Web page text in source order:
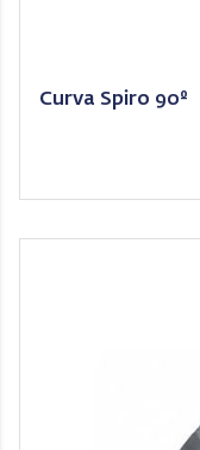
Curva Spiro 90º